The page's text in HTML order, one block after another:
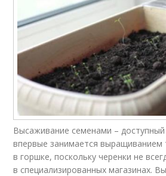
Высаживание семенами – доступный
впервые занимается выращиванием
в горшке, поскольку черенки не
в специализированных магазинах.